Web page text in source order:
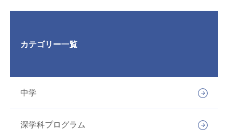
カテゴリー一覧
中学
深学科プログラム